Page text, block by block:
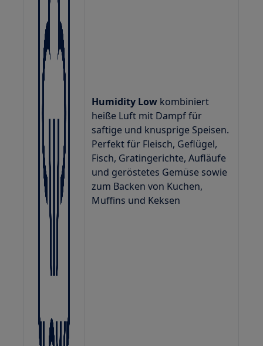
Humidity Low kombiniert
heiße Luft mit Dampf für
saftige und knusprige Speisen.
Perfekt für Fleisch, Geflügel,
Fisch, Gratingerichte, Aufläufe
und geröstetes Gemüse sowie
zum Backen von Kuchen,
Muffins und Keksen